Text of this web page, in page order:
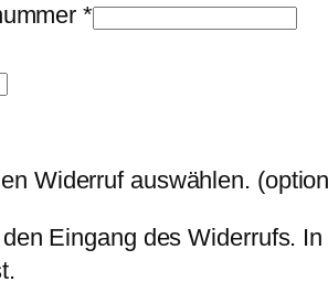
*
Widerruf auswählen.
Eingang des Widerrufs.